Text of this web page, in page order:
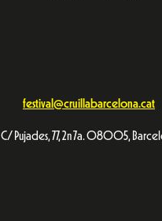
festival@cruillabarcelona.cat
C/ Pujades, 77, 2n 7a. 08005,